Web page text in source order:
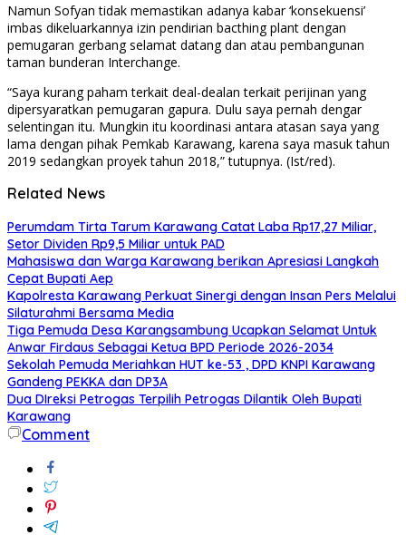
Namun Sofyan tidak memastikan adanya kabar ‘konsekuensi’
imbas dikeluarkannya izin pendirian bacthing plant dengan
pemugaran gerbang selamat datang dan atau pembangunan
taman bunderan Interchange.
“Saya kurang paham terkait deal-dealan terkait perijinan yang
dipersyaratkan pemugaran gapura. Dulu saya pernah dengar
selentingan itu. Mungkin itu koordinasi antara atasan saya yang
lama dengan pihak Pemkab Karawang, karena saya masuk tahun
2019 sedangkan proyek tahun 2018,” tutupnya. (Ist/red).
Related News
Perumdam Tirta Tarum Karawang Catat Laba Rp17,27 Miliar,
Setor Dividen Rp9,5 Miliar untuk PAD
Mahasiswa dan Warga Karawang berikan Apresiasi Langkah
Cepat Bupati Aep
Kapolresta Karawang Perkuat Sinergi dengan Insan Pers Melalui
Silaturahmi Bersama Media
Tiga Pemuda Desa Karangsambung Ucapkan Selamat Untuk
Anwar Firdaus Sebagai Ketua BPD Periode 2026-2034
Sekolah Pemuda Meriahkan HUT ke-53 , DPD KNPI Karawang
Gandeng PEKKA dan DP3A
Dua DIreksi Petrogas Terpilih Petrogas Dilantik Oleh Bupati
Karawang
Comment